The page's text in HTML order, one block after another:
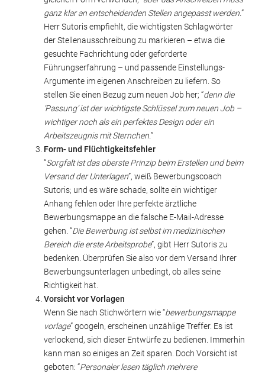
ganz klar an entscheidenden Stellen angepasst werden.”
Herr Sutoris empfiehlt, die wichtigsten Schlagwörter
der Stellenausschreibung zu markieren – etwa die
gesuchte Fachrichtung oder geforderte
Führungserfahrung – und passende Einstellungs-
Argumente im eigenen Anschreiben zu liefern. So
stellen Sie einen Bezug zum neuen Job her; “denn die
‘Passung’ ist der wichtigste Schlüssel zum neuen Job –
wichtiger noch als ein perfektes Design oder ein
Arbeitszeugnis mit Sternchen.”
Form- und Flüchtigkeitsfehler
“Sorgfalt ist das oberste Prinzip beim Erstellen und beim
Versand der Unterlagen”, weiß Bewerbungscoach
Sutoris; und es wäre schade, sollte ein wichtiger
Anhang fehlen oder Ihre perfekte ärztliche
Bewerbungsmappe an die falsche E-Mail-Adresse
gehen. “Die Bewerbung ist selbst im medizinischen
Bereich die erste Arbeitsprobe”, gibt Herr Sutoris zu
bedenken. Überprüfen Sie also vor dem Versand Ihrer
Bewerbungsunterlagen unbedingt, ob alles seine
Richtigkeit hat.
Vorsicht vor Vorlagen
Wenn Sie nach Stichwörtern wie “bewerbungsmappe
vorlage” googeln, erscheinen unzählige Treffer. Es ist
verlockend, sich dieser Entwürfe zu bedienen. Immerhin
kann man so einiges an Zeit sparen. Doch Vorsicht ist
geboten: “Personaler lesen täglich mehrere